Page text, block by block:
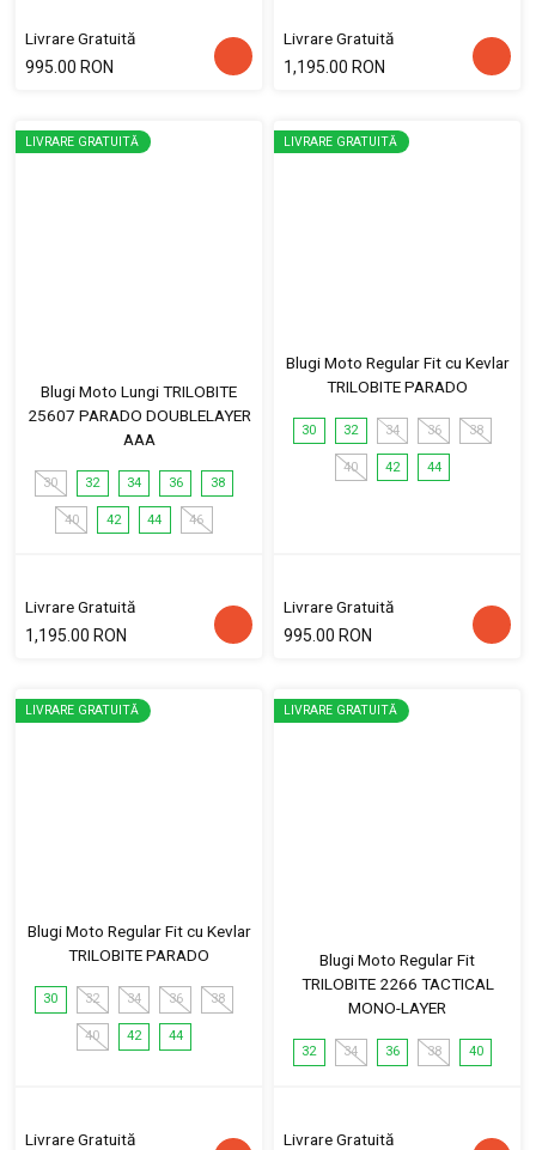
Livrare Gratuită
995.00 RON
Livrare Gratuită
1,195.00 RON
LIVRARE GRATUITĂ
Blugi Moto Lungi TRILOBITE
25607 PARADO DOUBLELAYER
AAA
30 32 34 36 38
40 42 44 46
Livrare Gratuită
1,195.00 RON
LIVRARE GRATUITĂ
Blugi Moto Regular Fit cu Kevlar
TRILOBITE PARADO
30 32 34 36 38
40 42 44
Livrare Gratuită
995.00 RON
LIVRARE GRATUITĂ
Blugi Moto Regular Fit cu Kevlar
TRILOBITE PARADO
30 32 34 36 38
40 42 44
Livrare Gratuită
LIVRARE GRATUITĂ
Blugi Moto Regular Fit
TRILOBITE 2266 TACTICAL
MONO-LAYER
32 34 36 38 40
Livrare Gratuită